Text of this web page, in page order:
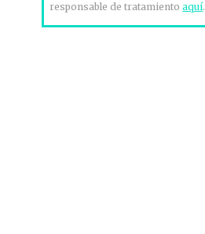
responsable de tratamientoaquí.